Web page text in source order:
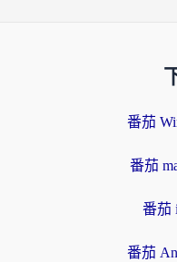
番茄
番茄
番茄
番茄